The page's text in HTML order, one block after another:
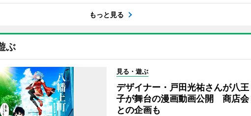
もっと見る
ぶ
見る・遊ぶ
デザイナー・戸田光祐さんが八王
子が舞台の漫画動画公開 商店会
との企画も